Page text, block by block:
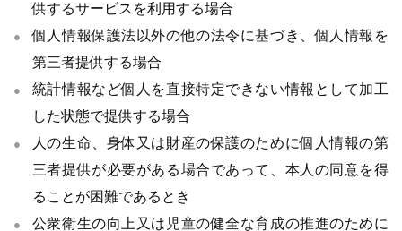
供するサービスを利用する場合
個人情報保護法以外の他の法令に基づき、個人情報を
第三者提供する場合
統計情報など個人を直接特定できない情報として加工
した状態で提供する場合
人の生命、身体又は財産の保護のために個人情報の第
三者提供が必要がある場合であって、本人の同意を得
ることが困難であるとき
公衆衛生の向上又は児童の健全な育成の推進のために